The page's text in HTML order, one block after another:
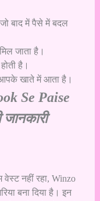
बाद में पैसे में बदल
जाता है।
है।
खाते में आता है।
Se Paise
नहीं रहा, Winzo
बना दिया है। इन